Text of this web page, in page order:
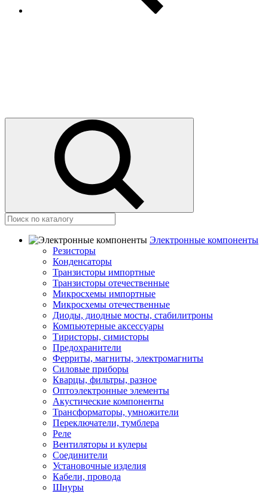
Электронные компоненты
Резисторы
Конденсаторы
Транзисторы импортные
Транзисторы отечественные
Микросхемы импортные
Микросхемы отечественные
Диоды, диодные мосты, стабилитроны
Компьютерные аксессуары
Тиристоры, симисторы
Предохранители
Ферриты, магниты, электромагниты
Силовые приборы
Кварцы, фильтры, разное
Оптоэлектронные элементы
Акустические компоненты
Трансформаторы, умножители
Переключатели, тумблера
Реле
Вентиляторы и кулеры
Соединители
Установочные изделия
Кабели, провода
Шнуры